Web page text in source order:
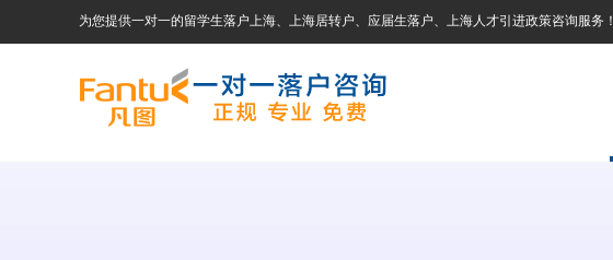
为您提供一对一的留学生落户上海、上海居转户、应届生落户、上海人才引进政策咨询服务！